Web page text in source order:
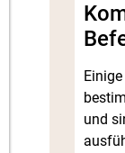
und